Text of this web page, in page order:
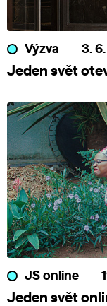
Výzva 3.
Jeden svět
JS online
Jeden svět